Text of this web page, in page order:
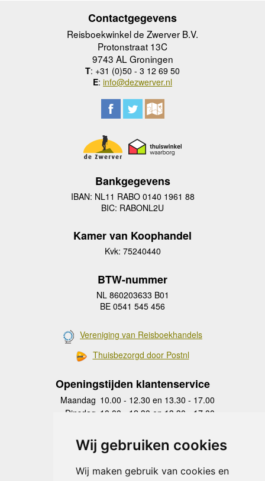
Wij gebruiken cookies
Wij maken gebruik van cookies en
Contactgegevens
Reisboekwinkel de Zwerver B.V.
Protonstraat 13C
9743 AL Groningen
T: +31 (0)50 - 3 12 69 50
E: info@dezwerver.nl
Bankgegevens
IBAN: NL11 RABO 0140 1961 88
BIC: RABONL2U
Kamer van Koophandel
Kvk: 75240440
BTW-nummer
NL 860203633 B01
BE 0541 545 456
Vereniging van Reisboekhandels
Thuisbezorgd door Postnl
Openingstijden klantenservice
Maandag 10.00 - 12.30 en 13.30 - 17.00
Dinsdag 10.00 - 12.30 en 13.30 - 17.00
Donderdag
10.00 - 12.30 en 13.30 - 17.00
Vrijdag 10.00 - 12.30 en 13.30 - 17.00
Zaterdag
gesloten
Zondag gesloten